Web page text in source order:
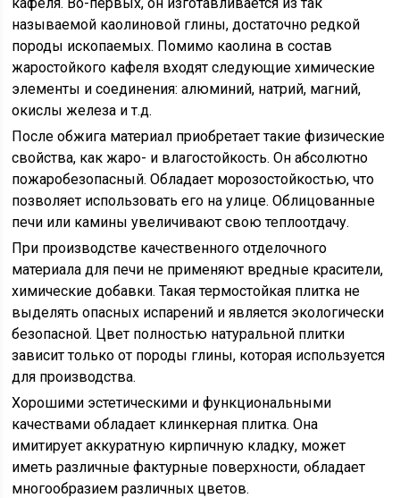
называемой каолиновой глины, достаточно редкой
породы ископаемых. Помимо каолина в состав
жаростойкого кафеля входят следующие химические
элементы и соединения: алюминий, натрий, магний,
окислы железа и т.д.
После обжига материал приобретает такие физические
свойства, как жаро- и влагостойкость. Он абсолютно
пожаробезопасный. Обладает морозостойкостью, что
позволяет использовать его на улице. Облицованные
печи или камины увеличивают свою теплоотдачу.
При производстве качественного отделочного
материала для печи не применяют вредные красители,
химические добавки. Такая термостойкая плитка не
выделять опасных испарений и является экологически
безопасной. Цвет полностью натуральной плитки
зависит только от породы глины, которая используется
для производства.
Хорошими эстетическими и функциональными
качествами обладает клинкерная плитка. Она
имитирует аккуратную кирпичную кладку, может
иметь различные фактурные поверхности, обладает
многообразием различных цветов.